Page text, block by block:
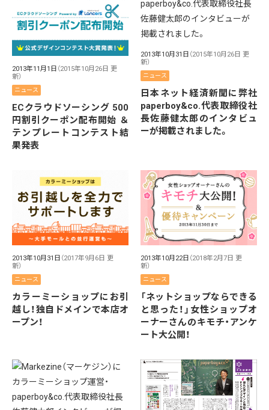
2013年11月1日 （2015年10月26日 更
新）
ニュース
ECクラウドソーシング 500
円割引クーポン配布開始 ＆
テンプレートコンテスト結
果発表
2013年10月31日 （2015年10月26日 更
新）
ニュース
日本ネット経済新聞に弊社
paperboy&co.代表取締役社
長佐藤健太郎のインタビュ
ーが掲載されました。
2013年10月31日 （2017年9月6日 更
新）
ニュース
カラーミーショップにお引
越し！独自ドメインで本店オ
ープン！
2013年10月22日 （2018年2月7日 更
新）
ニュース
「ネットショップならできる
と思った！」女性ショップオ
ーナーさんのキモチ・アンケ
ート大公開！